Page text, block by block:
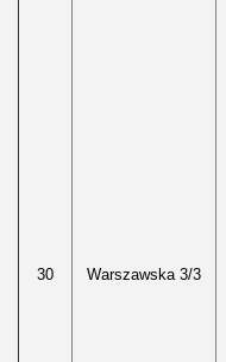
30 Warszawska 3/3